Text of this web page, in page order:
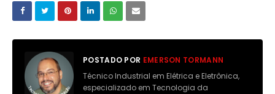
POSTADO POR EMERSON TORMANN
Técnico Industrial em Elétrica e Eletrônica,
especializado em Tecnologia da